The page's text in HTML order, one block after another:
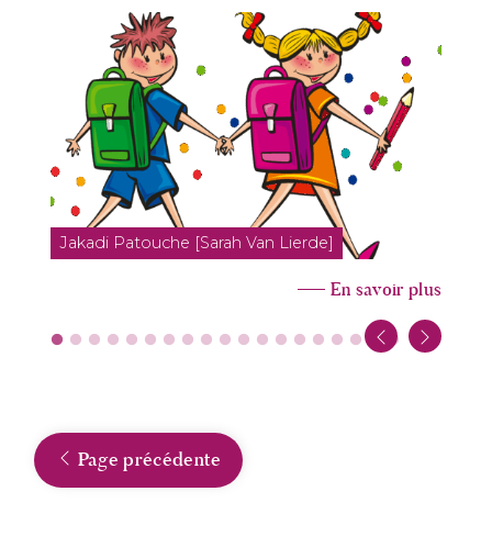
Jakadi Patouche [Sarah Van Lierde]
En savoir plus
Page précédente